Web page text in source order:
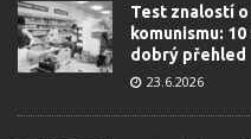
Test znalostí
komunismu:
dobrý přehled
23.6.2026